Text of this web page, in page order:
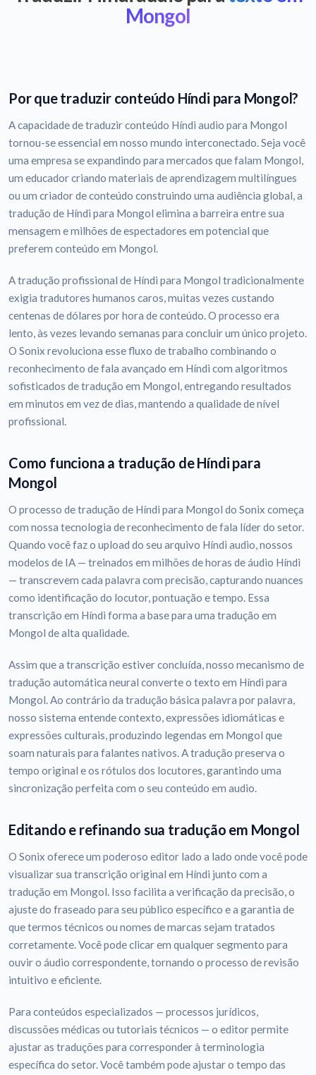
Mongol
Por que traduzir conteúdo Híndi para Mongol?
A capacidade de traduzir conteúdo Híndi audio para Mongol
tornou-se essencial em nosso mundo interconectado. Seja você
uma empresa se expandindo para mercados que falam Mongol,
um educador criando materiais de aprendizagem multilíngues
ou um criador de conteúdo construindo uma audiência global, a
tradução de Híndi para Mongol elimina a barreira entre sua
mensagem e milhões de espectadores em potencial que
preferem conteúdo em Mongol.
A tradução profissional de Híndi para Mongol tradicionalmente
exigia tradutores humanos caros, muitas vezes custando
centenas de dólares por hora de conteúdo. O processo era
lento, às vezes levando semanas para concluir um único projeto.
O Sonix revoluciona esse fluxo de trabalho combinando o
reconhecimento de fala avançado em Híndi com algoritmos
sofisticados de tradução em Mongol, entregando resultados
em minutos em vez de dias, mantendo a qualidade de nível
profissional.
Como funciona a tradução de Híndi para
Mongol
O processo de tradução de Híndi para Mongol do Sonix começa
com nossa tecnologia de reconhecimento de fala líder do setor.
Quando você faz o upload do seu arquivo Híndi audio, nossos
modelos de IA — treinados em milhões de horas de áudio Híndi
— transcrevem cada palavra com precisão, capturando nuances
como identificação do locutor, pontuação e tempo. Essa
transcrição em Híndi forma a base para uma tradução em
Mongol de alta qualidade.
Assim que a transcrição estiver concluída, nosso mecanismo de
tradução automática neural converte o texto em Híndi para
Mongol. Ao contrário da tradução básica palavra por palavra,
nosso sistema entende contexto, expressões idiomáticas e
expressões culturais, produzindo legendas em Mongol que
soam naturais para falantes nativos. A tradução preserva o
tempo original e os rótulos dos locutores, garantindo uma
sincronização perfeita com o seu conteúdo em audio.
Editando e refinando sua tradução em Mongol
O Sonix oferece um poderoso editor lado a lado onde você pode
visualizar sua transcrição original em Híndi junto com a
tradução em Mongol. Isso facilita a verificação da precisão, o
ajuste do fraseado para seu público específico e a garantia de
que termos técnicos ou nomes de marcas sejam tratados
corretamente. Você pode clicar em qualquer segmento para
ouvir o áudio correspondente, tornando o processo de revisão
intuitivo e eficiente.
Para conteúdos especializados — processos jurídicos,
discussões médicas ou tutoriais técnicos — o editor permite
ajustar as traduções para corresponder à terminologia
específica do setor. Você também pode ajustar o tempo das